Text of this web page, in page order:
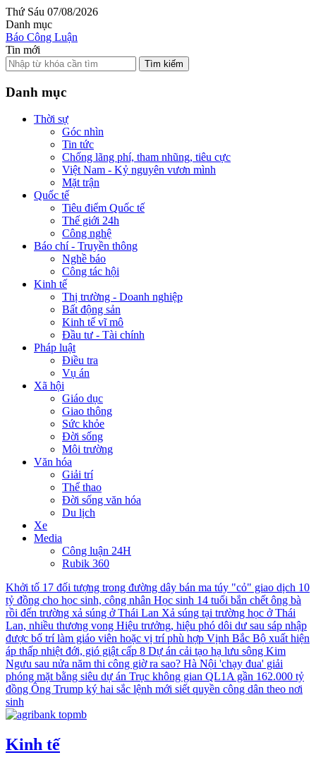
Thứ Sáu 07/08/2026
Danh mục
Báo Công Luận
Tin mới
Tìm kiếm
Danh mục
Thời sự
Góc nhìn
Tin tức
Chống lãng phí, tham nhũng, tiêu cực
Việt Nam - Kỷ nguyên vươn mình
Mặt trận
Quốc tế
Tiêu điểm Quốc tế
Thế giới 24h
Công nghệ
Báo chí - Truyền thông
Nghề báo
Công tác hội
Kinh tế
Thị trường - Doanh nghiệp
Bất động sản
Kinh tế vĩ mô
Đầu tư - Tài chính
Pháp luật
Điều tra
Vụ án
Xã hội
Giáo dục
Giao thông
Sức khỏe
Đời sống
Môi trường
Văn hóa
Giải trí
Thể thao
Đời sống văn hóa
Du lịch
Xe
Media
Công luận 24H
Rubik 360
Khởi tố 17 đối tượng trong đường dây bán ma túy "cỏ" giao dịch 10
tỷ đồng cho học sinh, công nhân Học sinh 14 tuổi bắn chết ông bà
rồi đến trường xả súng ở Thái Lan Xả súng tại trường học ở Thái
Lan, nhiều thương vong Hiệu trưởng, hiệu phó dôi dư sau sáp nhập
được bố trí làm giáo viên hoặc vị trí phù hợp Vịnh Bắc Bộ xuất hiện
áp thấp nhiệt đới, gió giật cấp 8 Dự án cải tạo hạ lưu sông Kim
Ngưu sau nửa năm thi công giờ ra sao? Hà Nội 'chạy đua' giải
phóng mặt bằng siêu dự án Trục không gian QL1A gần 162.000 tỷ
đồng Ông Trump ký hai sắc lệnh mới siết quyền công dân theo nơi
sinh
Kinh tế